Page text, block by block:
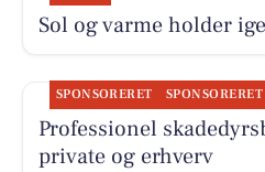
Sol og varme holder
SPONSORERET
Professionel
private og erhverv